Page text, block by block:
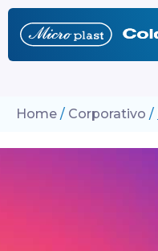
Home / Corporativo /